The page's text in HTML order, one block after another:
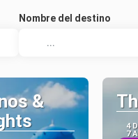
Nombre del destino
&
4
7